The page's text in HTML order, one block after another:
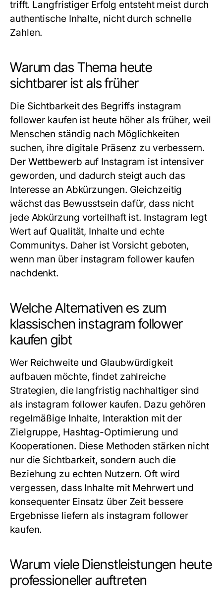
trifft. Langfristiger Erfolg entsteht meist durch
authentische Inhalte, nicht durch schnelle
Zahlen.
Warum das Thema heute
sichtbarer ist als früher
Die Sichtbarkeit des Begriffs instagram
follower kaufen ist heute höher als früher, weil
Menschen ständig nach Möglichkeiten
suchen, ihre digitale Präsenz zu verbessern.
Der Wettbewerb auf Instagram ist intensiver
geworden, und dadurch steigt auch das
Interesse an Abkürzungen. Gleichzeitig
wächst das Bewusstsein dafür, dass nicht
jede Abkürzung vorteilhaft ist. Instagram legt
Wert auf Qualität, Inhalte und echte
Communitys. Daher ist Vorsicht geboten,
wenn man über instagram follower kaufen
nachdenkt.
Welche Alternativen es zum
klassischen instagram follower
kaufen gibt
Wer Reichweite und Glaubwürdigkeit
aufbauen möchte, findet zahlreiche
Strategien, die langfristig nachhaltiger sind
als instagram follower kaufen. Dazu gehören
regelmäßige Inhalte, Interaktion mit der
Zielgruppe, Hashtag-Optimierung und
Kooperationen. Diese Methoden stärken nicht
nur die Sichtbarkeit, sondern auch die
Beziehung zu echten Nutzern. Oft wird
vergessen, dass Inhalte mit Mehrwert und
konsequenter Einsatz über Zeit bessere
Ergebnisse liefern als instagram follower
kaufen.
Warum viele Dienstleistungen heute
professioneller auftreten